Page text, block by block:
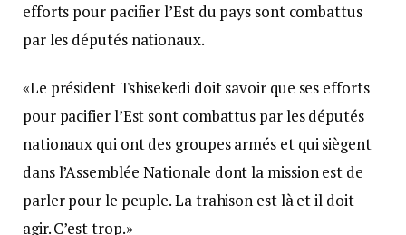
efforts pour pacifier l’Est du pays sont combattus
par les députés nationaux.
«Le président Tshisekedi doit savoir que ses efforts
pour pacifier l’Est sont combattus par les députés
nationaux qui ont des groupes armés et qui siègent
dans l’Assemblée Nationale dont la mission est de
parler pour le peuple. La trahison est là et il doit
agir. C’est trop.»